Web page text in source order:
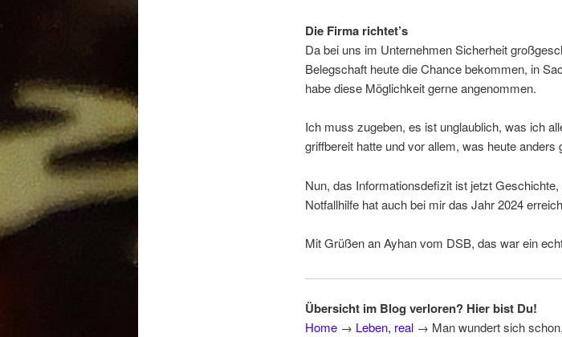
Die Firma richtet’s
Da bei uns im Unternehmen Sicherheit
Belegschaft heute die Chance bekommen, in
habe diese Möglichkeit gerne angenommen.
Ich muss zugeben, es ist unglaublich, was ich
griffbereit hatte und vor allem, was heute anders
Nun, das Informationsdefizit ist jetzt
Notfallhilfe hat auch bei mir das Jahr 2024
Mit Grüßen an Ayhan vom DSB, das war ein
Übersicht im Blog verloren? Hier bist Du!
Home → Leben, real → Man wundert sich